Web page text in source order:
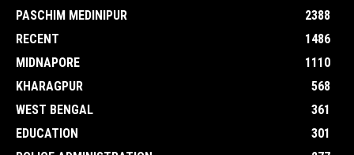
PASCHIM MEDINIPUR
2388
RECENT
1486
MIDNAPORE
1110
KHARAGPUR
568
WEST BENGAL
361
EDUCATION
301